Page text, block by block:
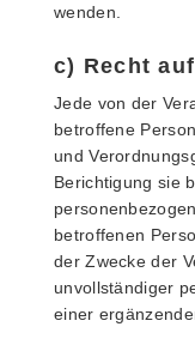
wenden.
c) Recht
Jede von der
betroffene
und
Berichtigung sie
betroffenen
der Zwecke der
unvollständiger
einer